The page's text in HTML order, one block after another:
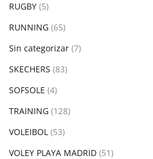
RUGBY (5)
RUNNING (65)
Sin categorizar (7)
SKECHERS (83)
SOFSOLE (4)
TRAINING (128)
VOLEIBOL (53)
VOLEY PLAYA MADRID (51)